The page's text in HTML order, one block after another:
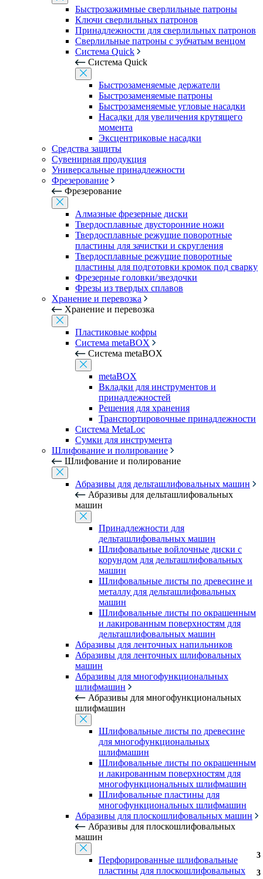
Быстрозажимные сверлильные патроны
Ключи сверлильных патронов
Принадлежности для сверлильных патронов
Сверлильные патроны с зубчатым венцом
Система Quick
Система Quick
Быстрозаменяемые держатели
Быстрозаменяемые патроны
Быстрозаменяемые угловые насадки
Насадки для увеличения крутящего
момента
Эксцентриковые насадки
Средства защиты
Сувенирная продукция
Универсальные принадлежности
Фрезерование
Фрезерование
Алмазные фрезерные диски
Твердосплавные двусторонние ножи
Твердосплавные режущие поворотные
пластины для зачистки и скругления
Твердосплавные режущие поворотные
пластины для подготовки кромок под сварку
Фрезерные головки/звездочки
Фрезы из твердых сплавов
Хранение и перевозка
Хранение и перевозка
Пластиковые кофры
Система metaBOX
Система metaBOX
metaBOX
Вкладки для инструментов и
принадлежностей
Решения для хранения
Транспортировочные принадлежности
Система MetaLoc
Сумки для инструмента
Шлифование и полирование
Шлифование и полирование
Абразивы для дельташлифовальных машин
Абразивы для дельташлифовальных
машин
Принадлежности для
дельташлифовальных машин
Шлифовальные войлочные диски с
корундом для дельташлифовальных
машин
Шлифовальные листы по древесине и
металлу для дельташлифовальных
машин
Шлифовальные листы по окрашенным
и лакированным поверхностям для
дельташлифовальных машин
Абразивы для ленточных напильников
Абразивы для ленточных шлифовальных
машин
Абразивы для многофункциональных
шлифмашин
Абразивы для многофункциональных
шлифмашин
Шлифовальные листы по древесине
для многофункциональных
шлифмашин
Шлифовальные листы по окрашенным
и лакированным поверхностям для
многофункциональных шлифмашин
Шлифовальные пластины для
многофункциональных шлифмашин
Абразивы для плоскошлифовальных машин
Абразивы для плоскошлифовальных
машин
Перфорированные шлифовальные
пластины для плоскошлифовальных
3
3
3
3